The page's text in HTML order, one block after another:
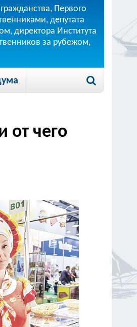
Первого
депутата
директора Института
за рубежом,
от чего